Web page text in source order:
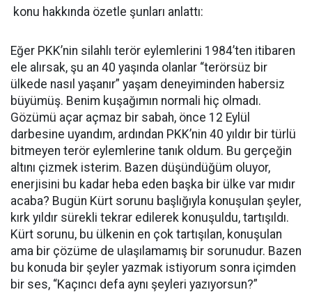
konu hakkında özetle şunları anlattı:
Eğer PKK’nin silahlı terör eylemlerini 1984’ten itibaren
ele alırsak, şu an 40 yaşında olanlar “terörsüz bir
ülkede nasıl yaşanır” yaşam deneyiminden habersiz
büyümüş. Benim kuşağımın normali hiç olmadı.
Gözümü açar açmaz bir sabah, önce 12 Eylül
darbesine uyandım, ardından PKK’nin 40 yıldır bir türlü
bitmeyen terör eylemlerine tanık oldum. Bu gerçeğin
altını çizmek isterim. Bazen düşündüğüm oluyor,
enerjisini bu kadar heba eden başka bir ülke var mıdır
acaba? Bugün Kürt sorunu başlığıyla konuşulan şeyler,
kırk yıldır sürekli tekrar edilerek konuşuldu, tartışıldı.
Kürt sorunu, bu ülkenin en çok tartışılan, konuşulan
ama bir çözüme de ulaşılamamış bir sorunudur. Bazen
bu konuda bir şeyler yazmak istiyorum sonra içimden
bir ses, “Kaçıncı defa aynı şeyleri yazıyorsun?”